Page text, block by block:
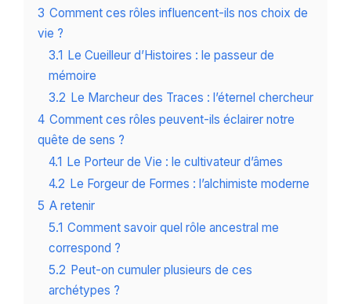
3 Comment ces rôles influencent-ils nos choix de
vie ?
3.1 Le Cueilleur d’Histoires : le passeur de
mémoire
3.2 Le Marcheur des Traces : l’éternel chercheur
4 Comment ces rôles peuvent-ils éclairer notre
quête de sens ?
4.1 Le Porteur de Vie : le cultivateur d’âmes
4.2 Le Forgeur de Formes : l’alchimiste moderne
5 A retenir
5.1 Comment savoir quel rôle ancestral me
correspond ?
5.2 Peut-on cumuler plusieurs de ces
archétypes ?